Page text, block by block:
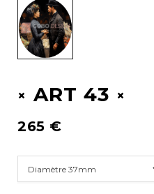
ART 43
265 €